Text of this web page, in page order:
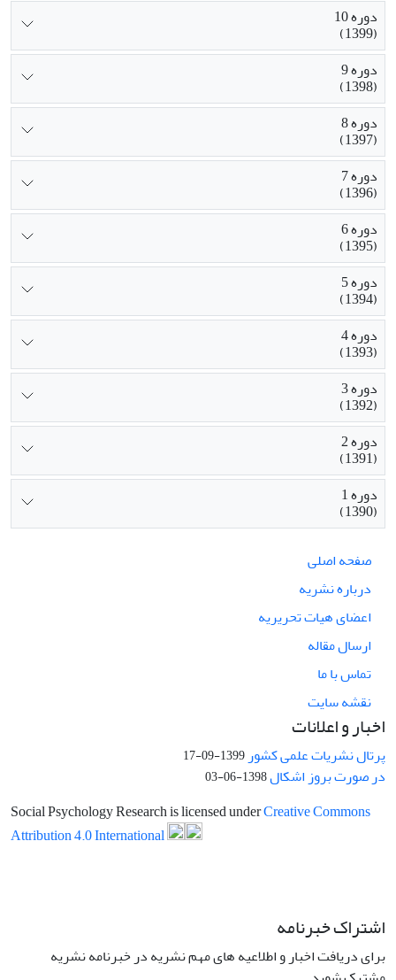
دوره 10
(1399)
دوره 9
(1398)
دوره 8
(1397)
دوره 7
(1396)
دوره 6
(1395)
دوره 5
(1394)
دوره 4
(1393)
دوره 3
(1392)
دوره 2
(1391)
دوره 1
(1390)
صفحه اصلی
درباره نشریه
اعضای هیات تحریریه
ارسال مقاله
تماس با ما
نقشه سایت
اخبار و اعلانات
پرتال نشریات علمی کشور1399-09-17
در صورت بروز اشکال1398-06-03
Social Psychology Research is licensed underCreative Commons
Attribution 4.0 International
اشتراک خبرنامه
برای دریافت اخبار و اطلاعیه های مهم نشریه در خبرنامه نشریه